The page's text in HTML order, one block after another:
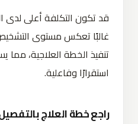
قد تكون التكلفة أعلى لدى
غالبًا تعكس مستوى
تنفيذ الخطة العلاجية، مما
استقرارًا وفاعلية.
راجع خطة العلاج